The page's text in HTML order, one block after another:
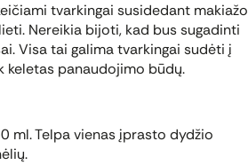
tvarkingai susidedant makiažo
Nereikia bijoti, kad bus sugadinti
Visa tai galima tvarkingai sudėti į
keletas panaudojimo būdų.
ml. Telpa vienas įprasto dydžio